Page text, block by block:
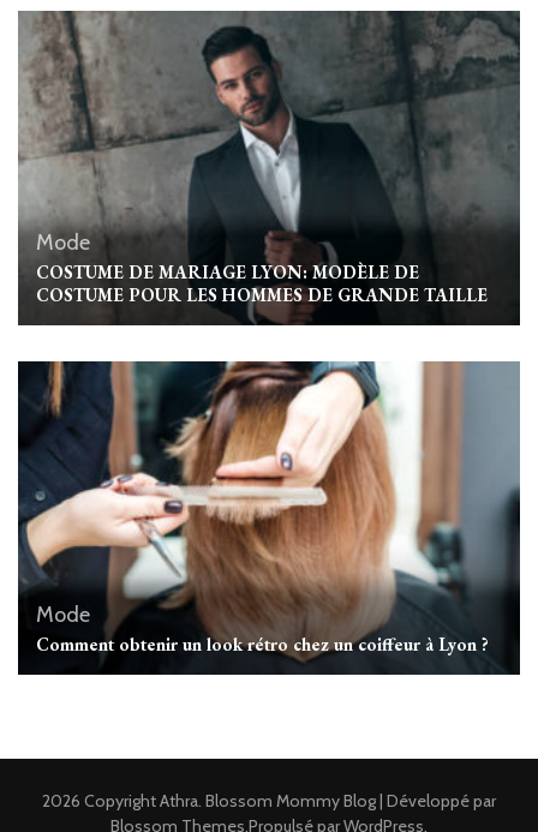
Mode
COSTUME DE MARIAGE LYON: MODÈLE DE
COSTUME POUR LES HOMMES DE GRANDE TAILLE
Mode
Comment obtenir un look rétro chez un coiffeur à Lyon ?
2026 CopyrightAthra. Blossom Mommy Blog | Développé par
Blossom Themes.Propulsé parWordPress.